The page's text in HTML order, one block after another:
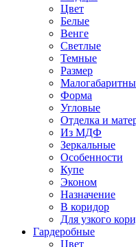
Цвет
Белые
Венге
Светлые
Темные
Размер
Форма
Угловые
Отделка и
Из МДФ
Зеркальные
Особенности
Купе
Эконом
Назначение
В коридор
Для узкого
Гардеробные
Цвет